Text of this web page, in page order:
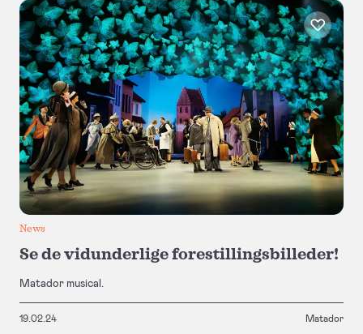
News
Se de vidunderlige forestillingsbilleder!
Matador musical.
19.02.24 Matador